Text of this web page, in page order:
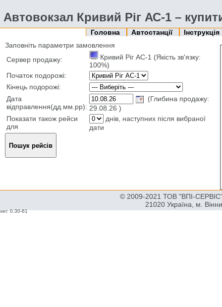
Автовокзал Кривий Ріг АС-1 –
Головна Автостанції
Інструкція
Заповніть параметри замовлення
Сервер продажу:
Кривий Ріг АС-1 (Якість зв'язку:
100%)
Початок подорожі:
Кінець подорожі:
Дата
відправлення(дд.мм.рр):
(Глибина продажу:
29.08.26 )
Показати також рейси
для
днів, наступних після вибраної
дати
© 2009-2021 ТОВ "ВПІ-
21020 Україна, м.
ver: 0.30-61